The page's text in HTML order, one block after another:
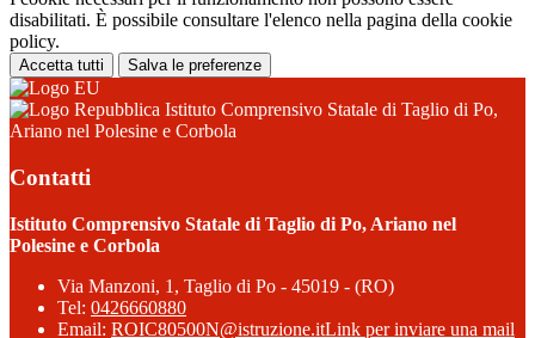
disabilitati. È possibile consultare l'elenco nella pagina della cookie
policy.
Accetta tutti Salva le preferenze
Istituto Comprensivo Statale di Taglio di Po,
Ariano nel Polesine e Corbola
Contatti
Istituto Comprensivo Statale di Taglio di Po, Ariano nel
Polesine e Corbola
Via Manzoni, 1, Taglio di Po - 45019 - (RO)
Tel: 0426660880
Email: ROIC80500N@istruzione.itLink per inviare una mail